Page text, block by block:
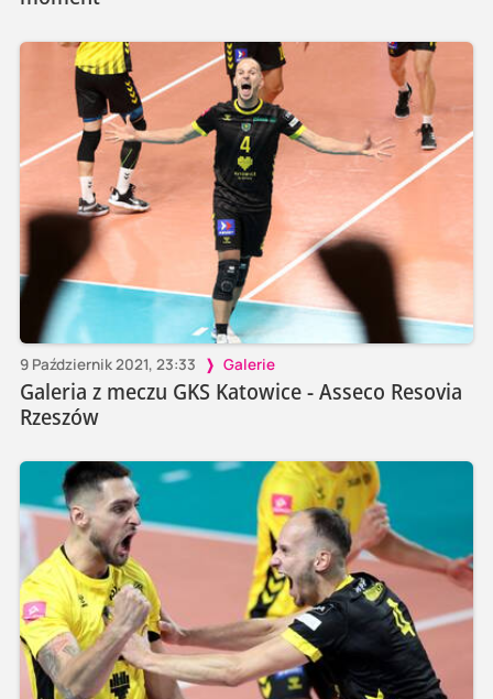
9 Październik 2021, 23:33 Galerie
Galeria z meczu GKS Katowice - Asseco Resovia
Rzeszów